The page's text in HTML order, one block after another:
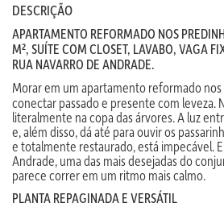
DESCRIÇÃO
APARTAMENTO REFORMADO NOS
M², SUÍTE COM CLOSET, LAVABO, VAGA
RUA NAVARRO DE ANDRADE.
Morar em um apartamento reformado nos
conectar passado e presente com leveza.
literalmente na copa das árvores. A luz
e, além disso, dá até para ouvir os
e totalmente restaurado, está impecável.
Andrade, uma das mais desejadas do
parece correr em um ritmo mais calmo.
PLANTA REPAGINADA E VERSÁTIL